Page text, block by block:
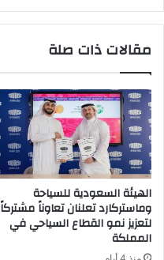
حكومية
مقالات ذات صلة
الهيئة السعودية للسياحة
وماستركارد تعلنان تعاوناً مشتركاً
لتعزيز نمو القطاع السياحي في
المملكة